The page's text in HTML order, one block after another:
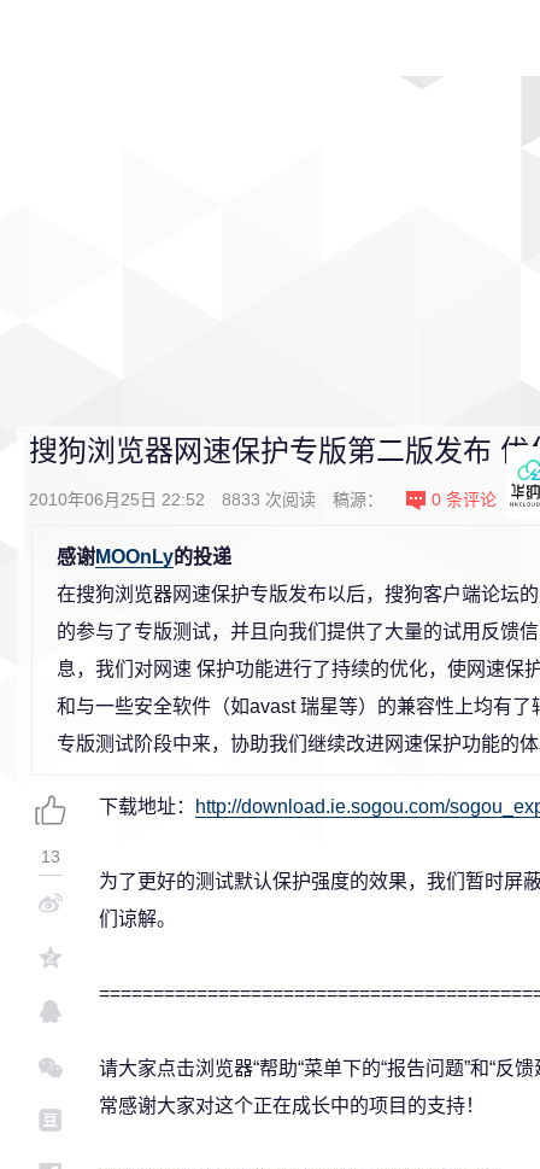
搜狗浏览器网速保护专版第二版发布 优
2010年06月25日 22:52 8833 次阅读 稿源： 0 条评论
感谢MOOnLy的投递
在搜狗浏览器网速保护专版发布以后，搜狗客户端论坛
的参与了专版测试，并且向我们提供了大量的试用反馈
息，我们对网速 保护功能进行了持续的优化，使网速保
和与一些安全软件（如avast 瑞星等）的兼容性上均有
专版测试阶段中来，协助我们继续改进网速保护功能的
下载地址： http://download.ie.sogou.com/
为了更好的测试默认保护强度的效果，我们暂时屏
们谅解。
请大家点击浏览器“帮助“菜单下的“报告问题”和“反
常感谢大家对这个正在成长中的项目的支持！
13